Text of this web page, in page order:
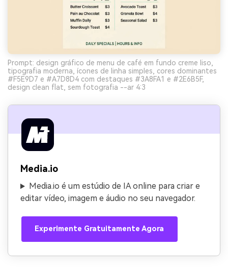
Prompt: design gráfico de menu de café em fundo creme liso,
tipografia moderna, ícones de linha simples, cores dominantes
#F5E9D7 e #A7D8D4 com destaques #3A8FA1 e #2E6B5F,
design clean flat, sem fotografia --ar 4:3
Media.io
Media.io é um estúdio de IA online para criar e
editar vídeo, imagem e áudio no seu navegador.
Experimente Gratuitamente Agora